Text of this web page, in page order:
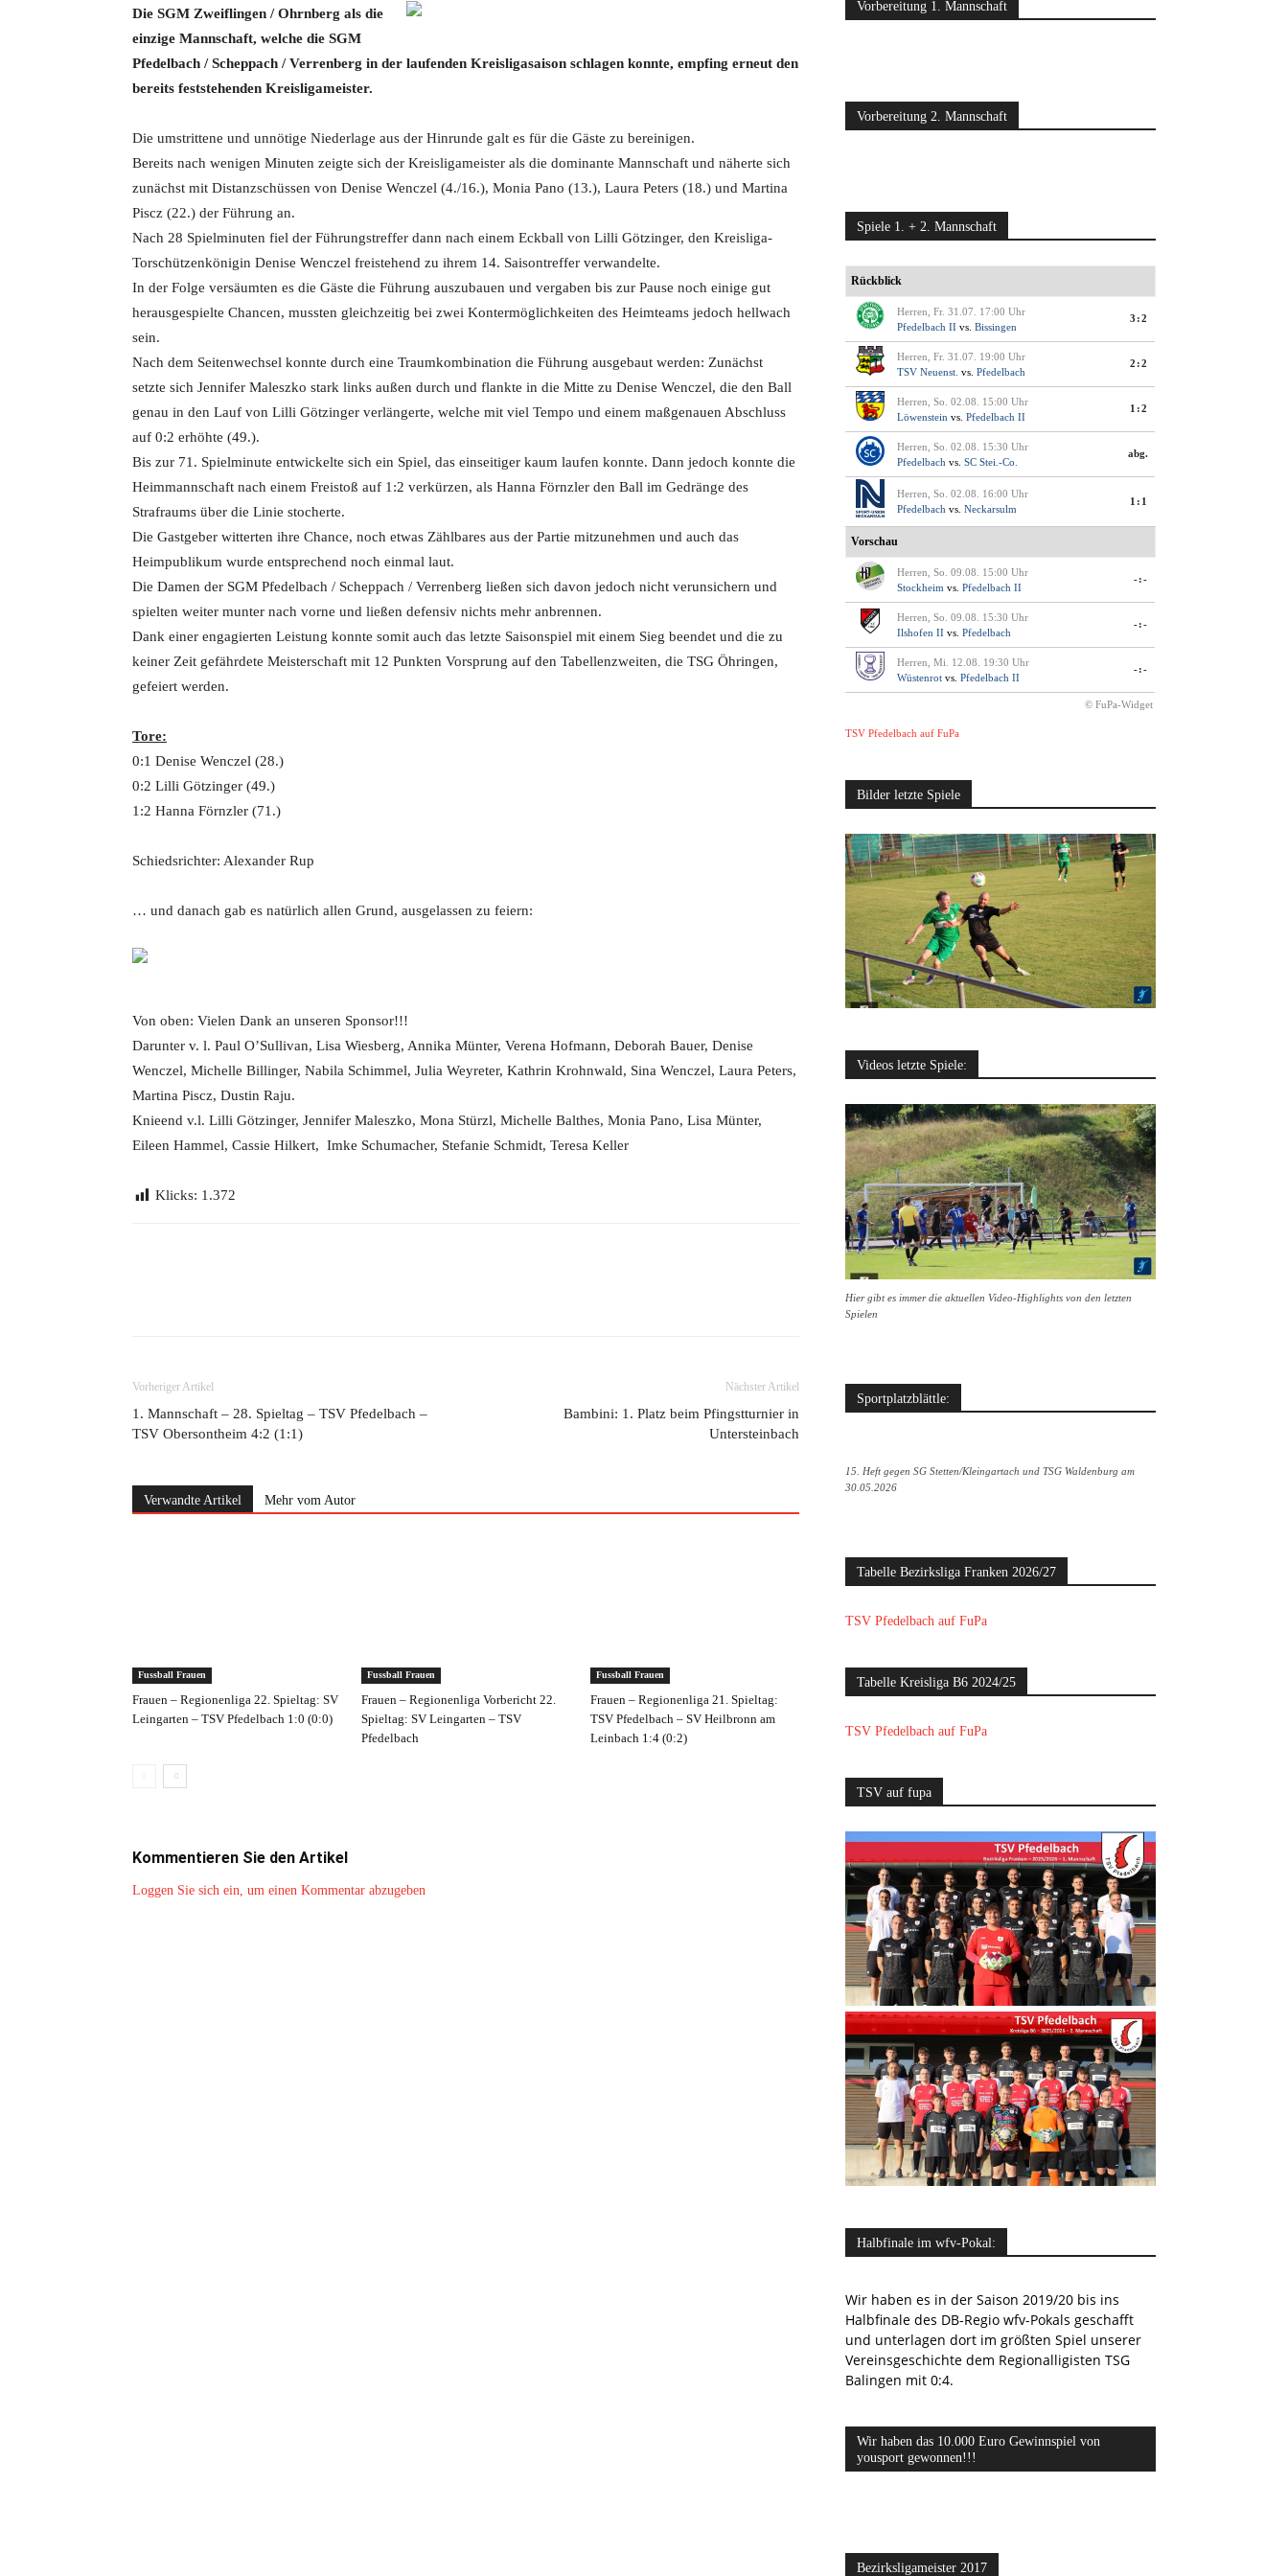
Die SGM Zweiflingen / Ohrnberg als die
einzige Mannschaft, welche die SGM
Pfedelbach / Scheppach / Verrenberg in der laufenden Kreisligasaison schlagen konnte, empfing erneut den
bereits feststehenden Kreisligameister.
Die umstrittene und unnötige Niederlage aus der Hinrunde galt es für die Gäste zu bereinigen.
Bereits nach wenigen Minuten zeigte sich der Kreisligameister als die dominante Mannschaft und näherte sich
zunächst mit Distanzschüssen von Denise Wenczel (4./16.), Monia Pano (13.), Laura Peters (18.) und Martina
Piscz (22.) der Führung an.
Nach 28 Spielminuten fiel der Führungstreffer dann nach einem Eckball von Lilli Götzinger, den Kreisliga-
Torschützenkönigin Denise Wenczel freistehend zu ihrem 14. Saisontreffer verwandelte.
In der Folge versäumten es die Gäste die Führung auszubauen und vergaben bis zur Pause noch einige gut
herausgespielte Chancen, mussten gleichzeitig bei zwei Kontermöglichkeiten des Heimteams jedoch hellwach
sein.
Nach dem Seitenwechsel konnte durch eine Traumkombination die Führung ausgebaut werden: Zunächst
setzte sich Jennifer Maleszko stark links außen durch und flankte in die Mitte zu Denise Wenczel, die den Ball
genau in den Lauf von Lilli Götzinger verlängerte, welche mit viel Tempo und einem maßgenauen Abschluss
auf 0:2 erhöhte (49.).
Bis zur 71. Spielminute entwickelte sich ein Spiel, das einseitiger kaum laufen konnte. Dann jedoch konnte die
Heimmannschaft nach einem Freistoß auf 1:2 verkürzen, als Hanna Förnzler den Ball im Gedränge des
Strafraums über die Linie stocherte.
Die Gastgeber witterten ihre Chance, noch etwas Zählbares aus der Partie mitzunehmen und auch das
Heimpublikum wurde entsprechend noch einmal laut.
Die Damen der SGM Pfedelbach / Scheppach / Verrenberg ließen sich davon jedoch nicht verunsichern und
spielten weiter munter nach vorne und ließen defensiv nichts mehr anbrennen.
Dank einer engagierten Leistung konnte somit auch das letzte Saisonspiel mit einem Sieg beendet und die zu
keiner Zeit gefährdete Meisterschaft mit 12 Punkten Vorsprung auf den Tabellenzweiten, die TSG Öhringen,
gefeiert werden.
Tore:
0:1 Denise Wenczel (28.)
0:2 Lilli Götzinger (49.)
1:2 Hanna Förnzler (71.)
Schiedsrichter: Alexander Rup
… und danach gab es natürlich allen Grund, ausgelassen zu feiern:
Von oben: Vielen Dank an unseren Sponsor!!!
Darunter v. l. Paul O’Sullivan, Lisa Wiesberg, Annika Münter, Verena Hofmann, Deborah Bauer, Denise
Wenczel, Michelle Billinger, Nabila Schimmel, Julia Weyreter, Kathrin Krohnwald, Sina Wenczel, Laura Peters,
Martina Piscz, Dustin Raju.
Knieend v.l. Lilli Götzinger, Jennifer Maleszko, Mona Stürzl, Michelle Balthes, Monia Pano, Lisa Münter,
Eileen Hammel, Cassie Hilkert, Imke Schumacher, Stefanie Schmidt, Teresa Keller
Klicks: 1.372
Vorheriger Artikel
1. Mannschaft – 28. Spieltag – TSV Pfedelbach –
TSV Obersontheim 4:2 (1:1)
Nächster Artikel
Bambini: 1. Platz beim Pfingstturnier in
Untersteinbach
Verwandte Artikel Mehr vom Autor
Fussball Frauen
Frauen – Regionenliga 22. Spieltag: SV
Leingarten – TSV Pfedelbach 1:0 (0:0)
Fussball Frauen
Frauen – Regionenliga Vorbericht 22.
Spieltag: SV Leingarten – TSV
Pfedelbach
Fussball Frauen
Frauen – Regionenliga 21. Spieltag:
TSV Pfedelbach – SV Heilbronn am
Leinbach 1:4 (0:2)
Kommentieren Sie den Artikel
Loggen Sie sich ein, um einen Kommentar abzugeben
Vorbereitung 1. Mannschaft
Vorbereitung 2. Mannschaft
Spiele 1. + 2. Mannschaft
Rückblick
Herren, Fr. 31.07. 17:00 Uhr
Pfedelbach II vs. Bissingen
3:2
Herren, Fr. 31.07. 19:00 Uhr
TSV Neuenst. vs. Pfedelbach
2:2
Herren, So. 02.08. 15:00 Uhr
Löwenstein vs. Pfedelbach II
1:2
Herren, So. 02.08. 15:30 Uhr
Pfedelbach vs. SC Stei.-Co.
abg.
Herren, So. 02.08. 16:00 Uhr
Pfedelbach vs. Neckarsulm
1:1
Vorschau
Herren, So. 09.08. 15:00 Uhr
Stockheim vs. Pfedelbach II
-:-
Herren, So. 09.08. 15:30 Uhr
Ilshofen II vs. Pfedelbach
-:-
Herren, Mi. 12.08. 19:30 Uhr
Wüstenrot vs. Pfedelbach II
-:-
© FuPa-Widget
TSV Pfedelbach auf FuPa
Bilder letzte Spiele
Videos letzte Spiele:
Hier gibt es immer die aktuellen Video-Highlights von den letzten
Spielen
Sportplatzblättle:
15. Heft gegen SG Stetten/Kleingartach und TSG Waldenburg am
30.05.2026
Tabelle Bezirksliga Franken 2026/27
TSV Pfedelbach auf FuPa
Tabelle Kreisliga B6 2024/25
TSV Pfedelbach auf FuPa
TSV auf fupa
Halbfinale im wfv-Pokal:
Wir haben es in der Saison 2019/20 bis ins
Halbfinale des DB-Regio wfv-Pokals geschafft
und unterlagen dort im größten Spiel unserer
Vereinsgeschichte dem Regionalligisten TSG
Balingen mit 0:4.
Wir haben das 10.000 Euro Gewinnspiel von
yousport gewonnen!!!
Bezirksligameister 2017